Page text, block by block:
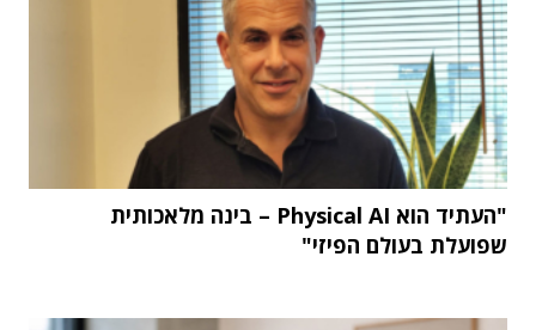
"העתיד הוא Physical AI – בינה מלאכותית
שפועלת בעולם הפיזי"